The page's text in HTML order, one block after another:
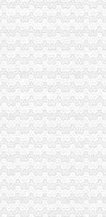
福利社天天更新！每日有福
方,各类福利图尽在且听风
利社zxfuli_福利社天天更
社-全球精品网站大全
库-大视野-搜狐
网站
部-YY官方
苹果正品购买,在